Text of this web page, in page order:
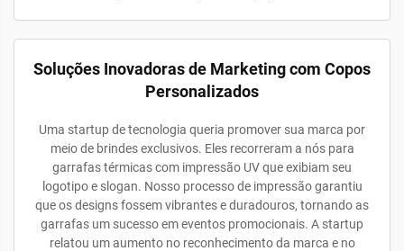
Soluções Inovadoras de Marketing com Copos
Personalizados
Uma startup de tecnologia queria promover sua marca por
meio de brindes exclusivos. Eles recorreram a nós para
garrafas térmicas com impressão UV que exibiam seu
logotipo e slogan. Nosso processo de impressão garantiu
que os designs fossem vibrantes e duradouros, tornando as
garrafas um sucesso em eventos promocionais. A startup
relatou um aumento no reconhecimento da marca e no